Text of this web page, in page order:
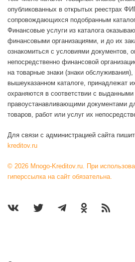
опубликованных в открытых реестрах
сопровождающихся подобранным
Финансовые услуги из каталога
финансовыми организациями, и до их
ознакомиться с условиями документов,
непосредственно финансовой
на товарные знаки (знаки
вышеуказанном каталоге, принадлежат
охраняются в соответствии с
правоустанавливающими документами
товаров, работ или услуг их
Для связи с администрацией сайта
kreditov.ru
© 2026 Mnogo-Kreditov.ru. При
гиперссылка на сайт обязательна.